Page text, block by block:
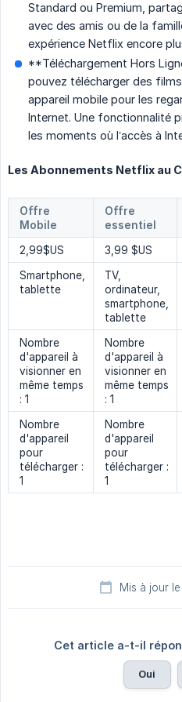
Standard ou Premium,
avec des amis ou de la
expérience Netflix encore
**Téléchargement Hors
pouvez télécharger des
appareil mobile pour les
Internet. Une fonctionnalité
les moments où l’accès à
Les Abonnements Netflix au
Offre
Mobile
Offre
essentiel
2,99$US
3,99 $US
Smartphone,
tablette
TV,
ordinateur,
smartphone,
tablette
Nombre
d'appareil à
visionner en
même temps
: 1
Nombre
d'appareil à
visionner en
même temps
: 1
Nombre
d'appareil
pour
télécharger :
1
Nombre
d'appareil
pour
télécharger :
1
Mis à jour
Cet article a-t-il
Oui